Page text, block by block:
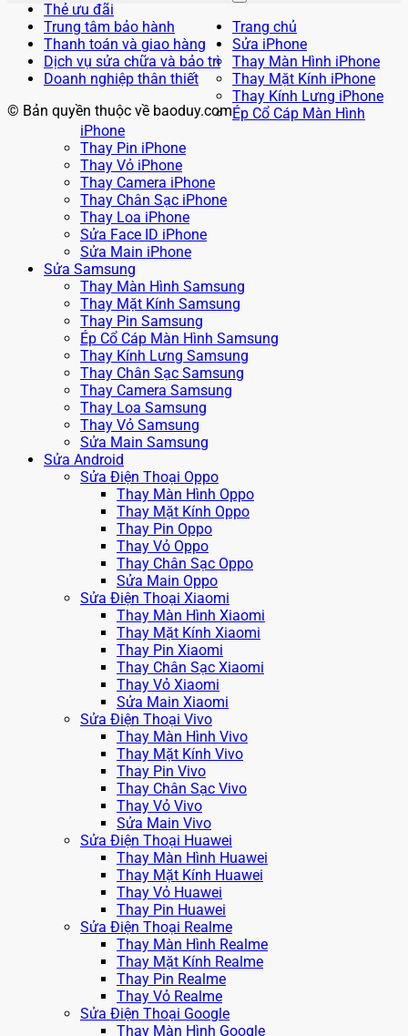
Thẻ ưu đãi
Trung tâm bảo hành
Thanh toán và giao hàng
Dịch vụ sửa chữa và bảo trì
Doanh nghiệp thân thiết
© Bản quyền thuộc về baoduy.com
Trang chủ
Sửa iPhone
Thay Màn Hình iPhone
Thay Mặt Kính iPhone
Thay Kính Lưng iPhone
Ép Cổ Cáp Màn Hình
iPhone
Thay Pin iPhone
Thay Vỏ iPhone
Thay Camera iPhone
Thay Chân Sạc iPhone
Thay Loa iPhone
Sửa Face ID iPhone
Sửa Main iPhone
Sửa Samsung
Thay Màn Hình Samsung
Thay Mặt Kính Samsung
Thay Pin Samsung
Ép Cổ Cáp Màn Hình Samsung
Thay Kính Lưng Samsung
Thay Chân Sạc Samsung
Thay Camera Samsung
Thay Loa Samsung
Thay Vỏ Samsung
Sửa Main Samsung
Sửa Android
Sửa Điện Thoại Oppo
Thay Màn Hình Oppo
Thay Mặt Kính Oppo
Thay Pin Oppo
Thay Vỏ Oppo
Thay Chân Sạc Oppo
Sửa Main Oppo
Sửa Điện Thoại Xiaomi
Thay Màn Hình Xiaomi
Thay Mặt Kính Xiaomi
Thay Pin Xiaomi
Thay Chân Sạc Xiaomi
Thay Vỏ Xiaomi
Sửa Main Xiaomi
Sửa Điện Thoại Vivo
Thay Màn Hình Vivo
Thay Mặt Kính Vivo
Thay Pin Vivo
Thay Chân Sạc Vivo
Thay Vỏ Vivo
Sửa Main Vivo
Sửa Điện Thoại Huawei
Thay Màn Hình Huawei
Thay Mặt Kính Huawei
Thay Vỏ Huawei
Thay Pin Huawei
Sửa Điện Thoại Realme
Thay Màn Hình Realme
Thay Mặt Kính Realme
Thay Pin Realme
Thay Vỏ Realme
Sửa Điện Thoại Google
Thay Màn Hình Google